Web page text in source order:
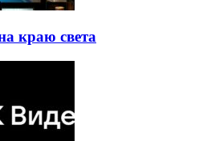
краю света